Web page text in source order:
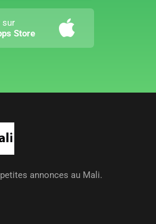
sur
Store
annonces au Mali.